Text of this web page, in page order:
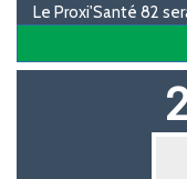
Le Proxi'Santé 82